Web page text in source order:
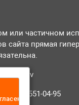
или частичном
сайта прямая
(496) 551-04-95